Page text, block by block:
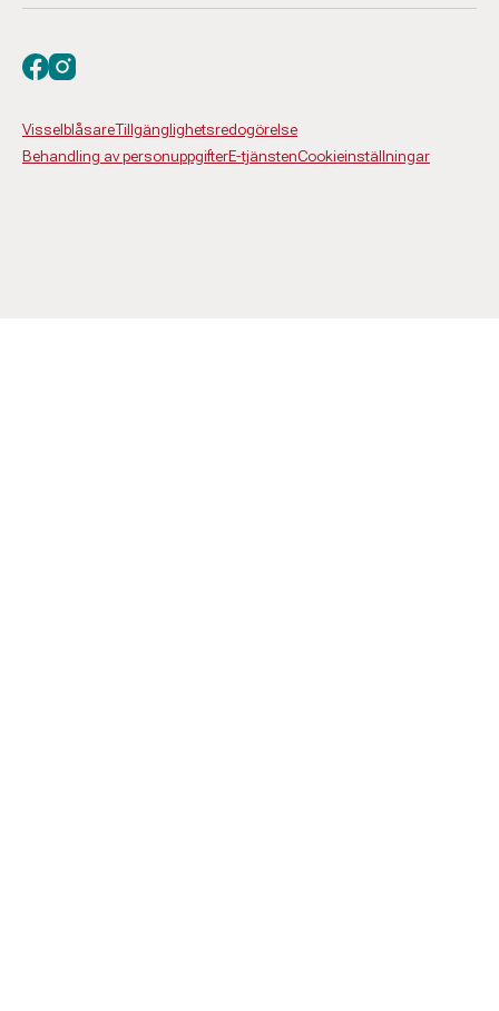
VisselblåsareTillgänglighetsredogörelse
Behandling av personuppgifterE-tjänstenCookieinställningar
Besök oss på facebook
Besök oss på instagram